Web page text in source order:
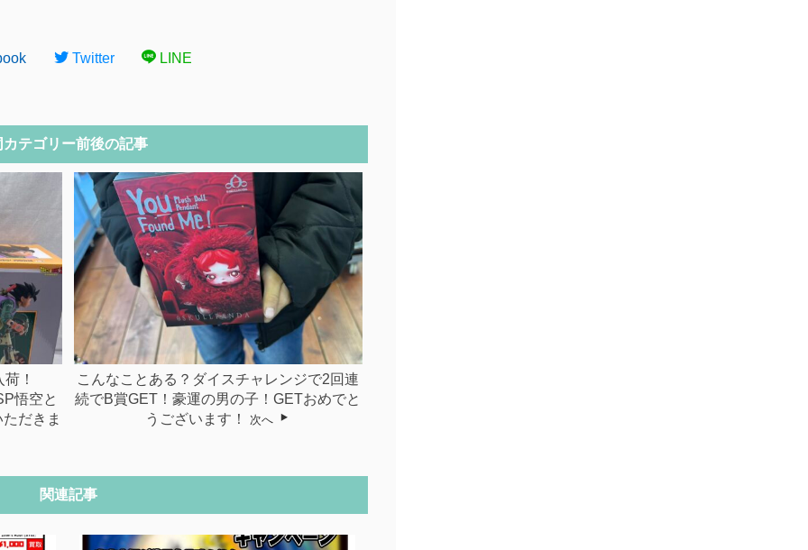
Twitter LINE
カテゴリー前後の記事
！
悟空と
だきま
こんなことある？ダイスチャレンジで2回連
続でB賞GET！豪運の男の子！GETおめでと
うございます！
次へ
関連記事